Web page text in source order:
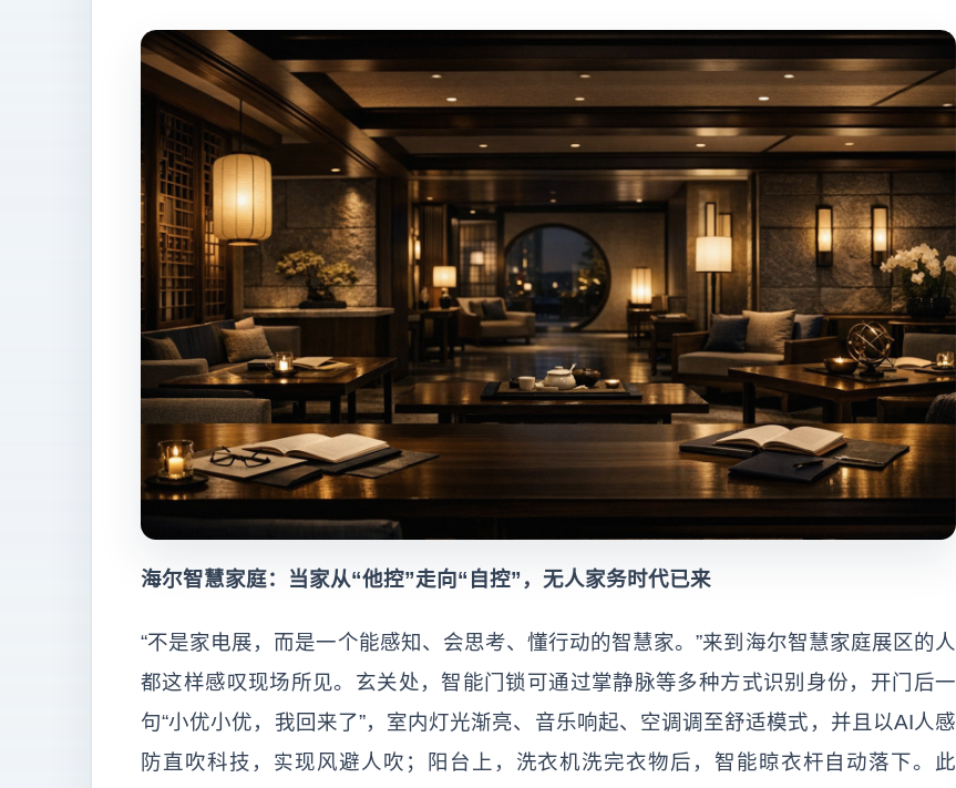
海尔智慧家庭：当家从“他控”走向“自控”，无人家务时代已来
“不是家电展，而是一个能感知、会思考、懂行动的智慧家。”来到海尔智慧家庭展区的人
都这样感叹现场所见。玄关处，智能门锁可通过掌静脉等多种方式识别身份，开门后一
句“小优小优，我回来了”，室内灯光渐亮、音乐响起、空调调至舒适模式，并且以AI人感
防直吹科技，实现风避人吹；阳台上，洗衣机洗完衣物后，智能晾衣杆自动落下。此